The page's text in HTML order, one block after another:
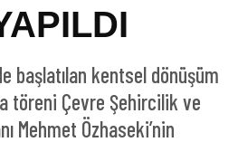
başlatılan kentsel dönüşüm
töreni Çevre Şehircilik ve
Mehmet Özhaseki’nin